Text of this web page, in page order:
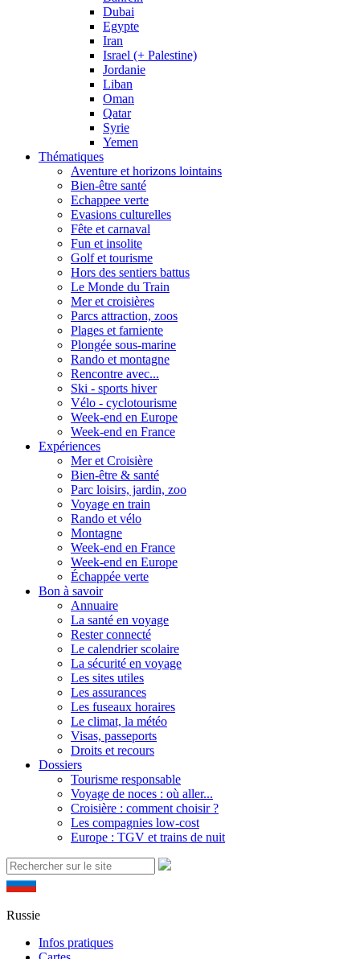
Dubai
Egypte
Iran
Israel (+ Palestine)
Jordanie
Liban
Oman
Qatar
Syrie
Yemen
Thématiques
Aventure et horizons lointains
Bien-être santé
Echappee verte
Evasions culturelles
Fête et carnaval
Fun et insolite
Golf et tourisme
Hors des sentiers battus
Le Monde du Train
Mer et croisières
Parcs attraction, zoos
Plages et farniente
Plongée sous-marine
Rando et montagne
Rencontre avec...
Ski - sports hiver
Vélo - cyclotourisme
Week-end en Europe
Week-end en France
Expériences
Mer et Croisière
Bien-être & santé
Parc loisirs, jardin, zoo
Voyage en train
Rando et vélo
Montagne
Week-end en France
Week-end en Europe
Échappée verte
Bon à savoir
Annuaire
La santé en voyage
Rester connecté
Le calendrier scolaire
La sécurité en voyage
Les sites utiles
Les assurances
Les fuseaux horaires
Le climat, la météo
Visas, passeports
Droits et recours
Dossiers
Tourisme responsable
Voyage de noces : où aller...
Croisière : comment choisir ?
Les compagnies low-cost
Europe : TGV et trains de nuit
Russie
Infos pratiques